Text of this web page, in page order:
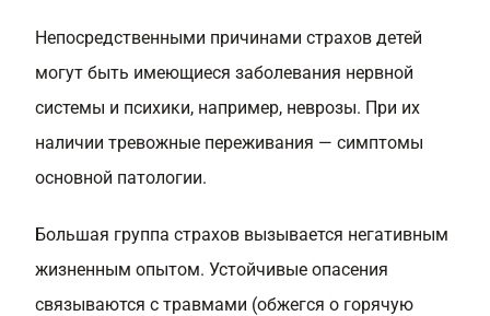
Непосредственными причинами страхов детей
могут быть имеющиеся заболевания нервной
системы и психики, например, неврозы. При их
наличии тревожные переживания — симптомы
основной патологии.
Большая группа страхов вызывается негативным
жизненным опытом. Устойчивые опасения
связываются с травмами (обжегся о горячую